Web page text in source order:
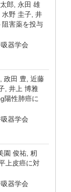
郎, 永田 雄
野 圭子, 井
害薬を投与
器学会
政田 豊, 近藤
, 井上 博雅
陽性肺癌に
器学会
園 俊祐, 籾
上皮癌に対
器学会